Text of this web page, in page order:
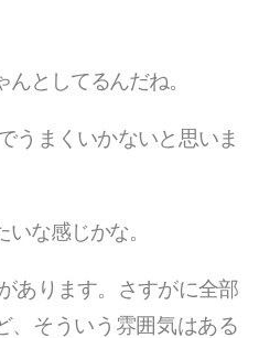
んとしてるんだね。
うまくいかないと思いま
な感じかな。
あります。さすがに全部
、そういう雰囲気はある